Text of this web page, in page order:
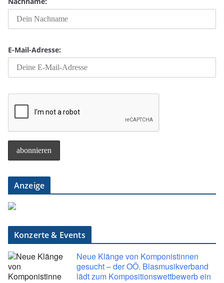
E-Mail-Adresse:
Anzeige
Konzerte & Events
Neue Klänge von Komponistinnen
gesucht – der OÖ. Blasmusikverband
lädt zum Kompositionswettbewerb ein